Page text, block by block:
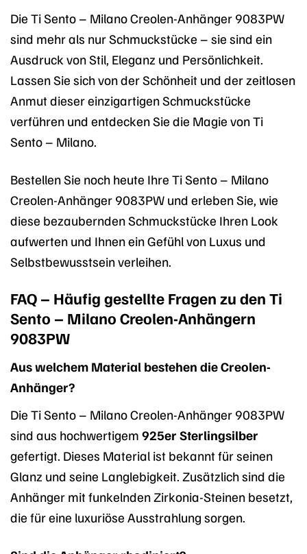
Die Ti Sento – Milano Creolen-Anhänger 9083PW
sind mehr als nur Schmuckstücke – sie sind ein
Ausdruck von Stil, Eleganz und Persönlichkeit.
Lassen Sie sich von der Schönheit und der zeitlosen
Anmut dieser einzigartigen Schmuckstücke
verführen und entdecken Sie die Magie von Ti
Sento – Milano.
Bestellen Sie noch heute Ihre Ti Sento – Milano
Creolen-Anhänger 9083PW und erleben Sie, wie
diese bezaubernden Schmuckstücke Ihren Look
aufwerten und Ihnen ein Gefühl von Luxus und
Selbstbewusstsein verleihen.
FAQ – Häufig gestellte Fragen zu den Ti
Sento – Milano Creolen-Anhängern
9083PW
Aus welchem Material bestehen die Creolen-
Anhänger?
Die Ti Sento – Milano Creolen-Anhänger 9083PW
sind aus hochwertigem 925er Sterlingsilber
gefertigt. Dieses Material ist bekannt für seinen
Glanz und seine Langlebigkeit. Zusätzlich sind die
Anhänger mit funkelnden Zirkonia-Steinen besetzt,
die für eine luxuriöse Ausstrahlung sorgen.